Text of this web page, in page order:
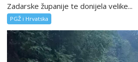
Zadarske županije te donijela velike...
PGŽ i Hrvatska